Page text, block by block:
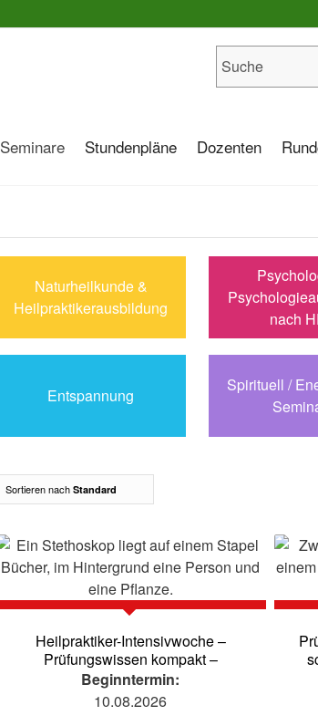
Seminare Stundenpläne Dozenten
Naturheilkunde &
Heilpraktikerausbildung
nach
Entspannung
Spirituell /
Sortieren nach Standard
Heilpraktiker-Intensivwoche –
Prüfungswissen kompakt –
Beginntermin:
10.08.2026